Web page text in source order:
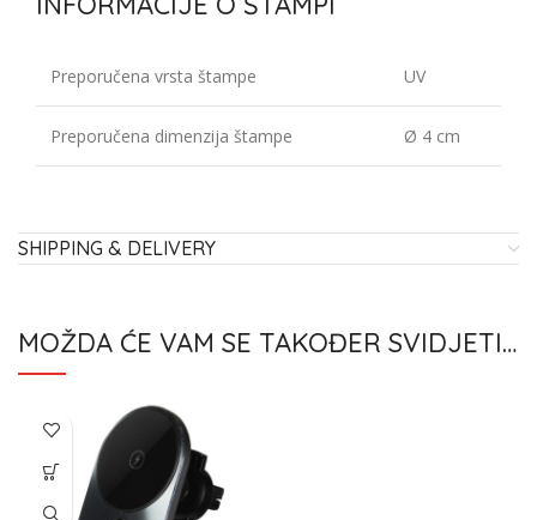
Preporučena vrsta štampe UV
Preporučena dimenzija štampe Ø 4 cm
SHIPPING & DELIVERY
MOŽDA ĆE VAM SE TAKOĐER SVIDJETI…